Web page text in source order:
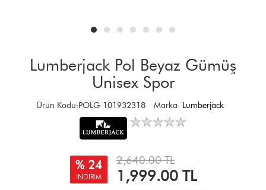
Lumberjack Pol Beyaz Gümüş
Unisex Spor
Ürün Kodu:POLG-101932318 Marka: Lumberjack
% 24
İNDİRİM
2,640.00 TL
1,999.00 TL